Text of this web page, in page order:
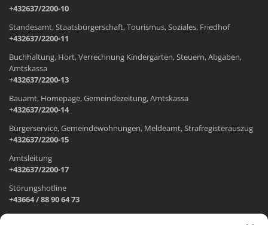
+432637/2200-10
Standesamt, Staatsbürgerschaft, Tourismus, Soziales, Friedhof
+432637/2200-11
Buchhaltung, Hort, Verrechnung Kindergarten, Steuern, Abgaben,
Amtskassa
+432637/2200-13
Bauamt, Homepage, Gemeindezeitung, Amtskassa
+432637/2200-14
Bürgerservice, Gemeindewohnungen, Meldeamt, Strafregisterauszug
+432637/2200-15
Amtsleitung
+432637/2200-17
Störungshotline
+43664 / 88 90 64 73